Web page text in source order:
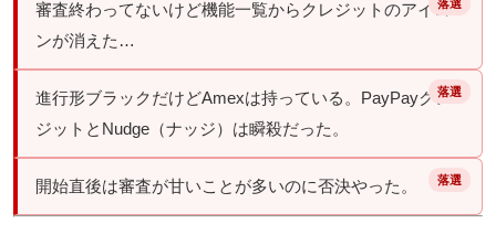
審査終わってないけど機能一覧からクレジットのアイコ
ンが消えた…
進行形ブラックだけどAmexは持っている。PayPayクレ
ジットとNudge（ナッジ）は瞬殺だった。
開始直後は審査が甘いことが多いのに否決やった。